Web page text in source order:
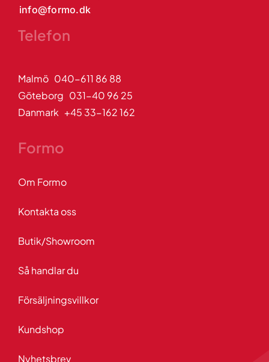
info@formo.dk
Telefon
Malmö 040-611 86 88
Göteborg 031-40 96 25
Danmark +45 33-162 162
Formo
Om Formo
Kontakta oss
Butik/Showroom
Så handlar du
Försäljningsvillkor
Kundshop
Nyhetsbrev